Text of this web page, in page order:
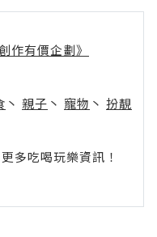
作有價企劃》
丶 親子 丶 寵物 丶 扮靚
多吃喝玩樂資訊！